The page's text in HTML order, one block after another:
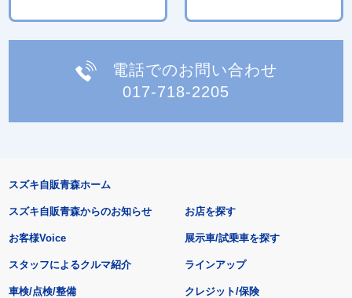
電話でのお問い合わせ
017-718-2205
スズキ自販青森ホーム
スズキ自販青森からのお知らせ
お客様Voice
スタッフによるクルマ紹介
お店を探す
展示車/試乗車を探す
ラインアップ
車検/点検/整備 クレジット/保険